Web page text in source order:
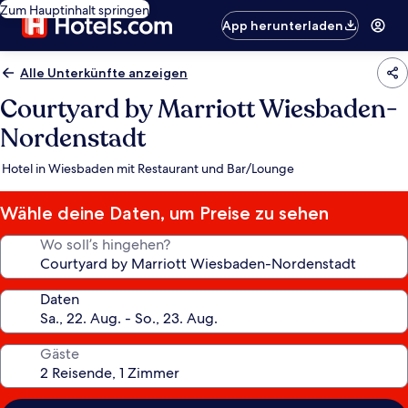
Zum Hauptinhalt springen
App herunterladen
Alle Unterkünfte anzeigen
Courtyard by Marriott Wiesbaden-
Nordenstadt
Hotel in Wiesbaden mit Restaurant und Bar/Lounge
Wähle deine Daten, um Preise zu sehen
Wo soll’s hingehen?
Daten
Gäste